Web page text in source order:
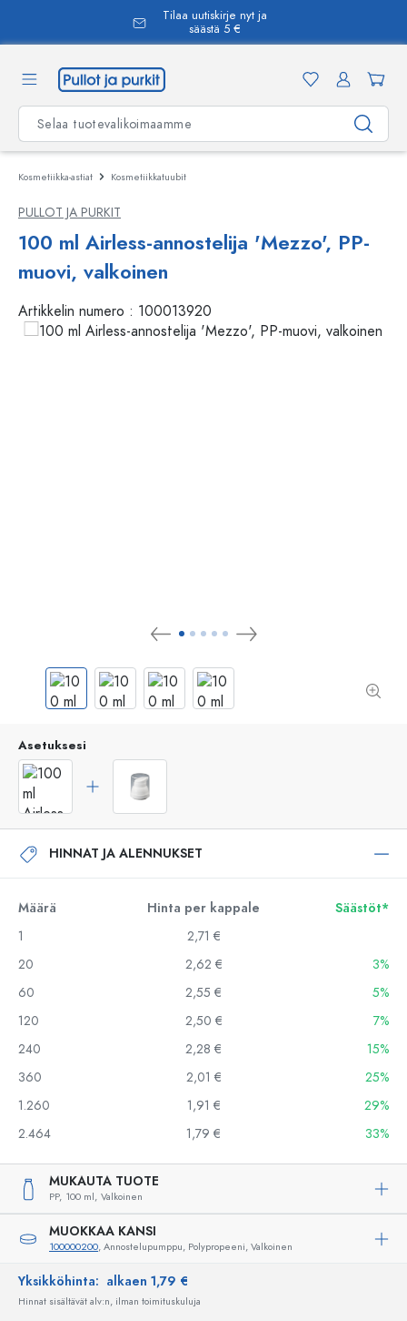
Tilaa uutiskirje nyt ja
säästä 5 €
Kosmetiikka-astiat Kosmetiikkatuubit
PULLOT JA PURKIT
100 ml Airless-annostelija 'Mezzo', PP-
muovi, valkoinen
Artikkelin numero : 100013920
Asetuksesi
HINNAT JA ALENNUKSET
Määrä Hinta per kappale
Säästöt*
1
2,71 €
20
2,62 €
3%
60
2,55 €
5%
120
2,50 €
7%
240
2,28 €
15%
360
2,01 €
25%
1.260
1,91 €
29%
2.464
1,79 € 33%
MUKAUTA TUOTE
PP, 100 ml, Valkoinen
MUOKKAA KANSI
100000200, Annostelupumppu, Polypropeeni, Valkoinen
Yksikköhinta: alkaen 1,79 €
Hinnat sisältävät alv:n, ilman toimituskuluja